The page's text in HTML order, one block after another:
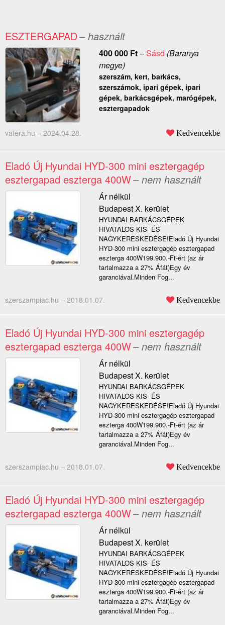
ESZTERGAPAD– használt
400 000 Ft–Sásd (Baranya
megye)
szerszám, kert, barkács,
szerszámok, ipari gépek, ipari
gépek, barkácsgépek, marógépek,
esztergapadok
vatera.hu – 2024.04.28. Kedvencekbe
Eladó Új Hyundai HYD-300 mini esztergagép
esztergapad eszterga 400W– nem használt
Ár nélkül
Budapest X. kerület
HYUNDAI BARKÁCSGÉPEK
HIVATALOS KIS- ÉS
NAGYKERESKEDÉSE!Eladó Új Hyundai
HYD-300 mini esztergagép esztergapad
eszterga 400W199.900.-Ft-ért (az ár
tartalmazza a 27% Áfát)Egy év
garanciával.Minden Fog...
szerszampiac.hu – 2018.01.07. Kedvencekbe
Eladó Új Hyundai HYD-300 mini esztergagép
esztergapad eszterga 400W– nem használt
Ár nélkül
Budapest X. kerület
HYUNDAI BARKÁCSGÉPEK
HIVATALOS KIS- ÉS
NAGYKERESKEDÉSE!Eladó Új Hyundai
HYD-300 mini esztergagép esztergapad
eszterga 400W199.900.-Ft-ért (az ár
tartalmazza a 27% Áfát)Egy év
garanciával.Minden Fog...
szerszampiac.hu – 2018.01.07. Kedvencekbe
Eladó Új Hyundai HYD-300 mini esztergagép
esztergapad eszterga 400W– nem használt
Ár nélkül
Budapest X. kerület
HYUNDAI BARKÁCSGÉPEK
HIVATALOS KIS- ÉS
NAGYKERESKEDÉSE!Eladó Új Hyundai
HYD-300 mini esztergagép esztergapad
eszterga 400W199.900.-Ft-ért (az ár
tartalmazza a 27% Áfát)Egy év
garanciával.Minden Fog...